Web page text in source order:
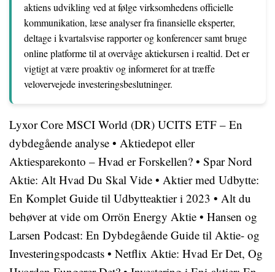
aktiens udvikling ved at følge virksomhedens officielle
kommunikation, læse analyser fra finansielle eksperter,
deltage i kvartalsvise rapporter og konferencer samt bruge
online platforme til at overvåge aktiekursen i realtid. Det er
vigtigt at være proaktiv og informeret for at træffe
velovervejede investeringsbeslutninger.
Lyxor Core MSCI World (DR) UCITS ETF – En
dybdegående analyse • Aktiedepot eller
Aktiesparekonto – Hvad er Forskellen? • Spar Nord
Aktie: Alt Hvad Du Skal Vide • Aktier med Udbytte:
En Komplet Guide til Udbytteaktier i 2023 • Alt du
behøver at vide om Orrön Energy Aktie • Hansen og
Larsen Podcast: En Dybdegående Guide til Aktie- og
Investeringspodcasts • Netflix Aktie: Hvad Er Det, Og